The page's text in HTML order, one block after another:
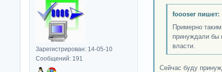
Зарегистрирован: 14-05-10
Сообщений: 191
foooser пишет:
Примерно
принуждали бы
власти.
Сейчас буду